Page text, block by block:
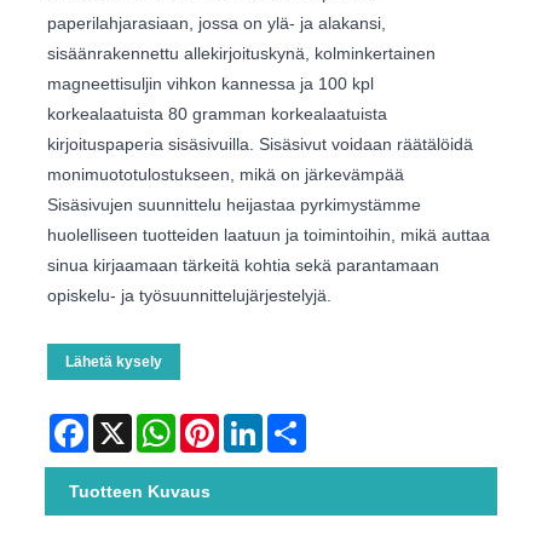
paperilahjarasiaan, jossa on ylä- ja alakansi,
sisäänrakennettu allekirjoituskynä, kolminkertainen
magneettisuljin vihkon kannessa ja 100 kpl
korkealaatuista 80 gramman korkealaatuista
kirjoituspaperia sisäsivuilla. Sisäsivut voidaan räätälöidä
monimuototulostukseen, mikä on järkevämpää
Sisäsivujen suunnittelu heijastaa pyrkimystämme
huolelliseen tuotteiden laatuun ja toimintoihin, mikä auttaa
sinua kirjaamaan tärkeitä kohtia sekä parantamaan
opiskelu- ja työsuunnittelujärjestelyjä.
Lähetä kysely
Facebook
X WhatsAppPinterestLinkedIn
Tuotteen Kuvaus